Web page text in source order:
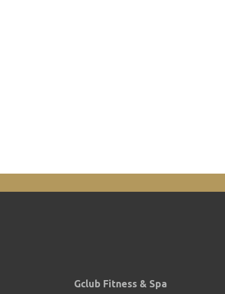
Gclub Fitness & Spa